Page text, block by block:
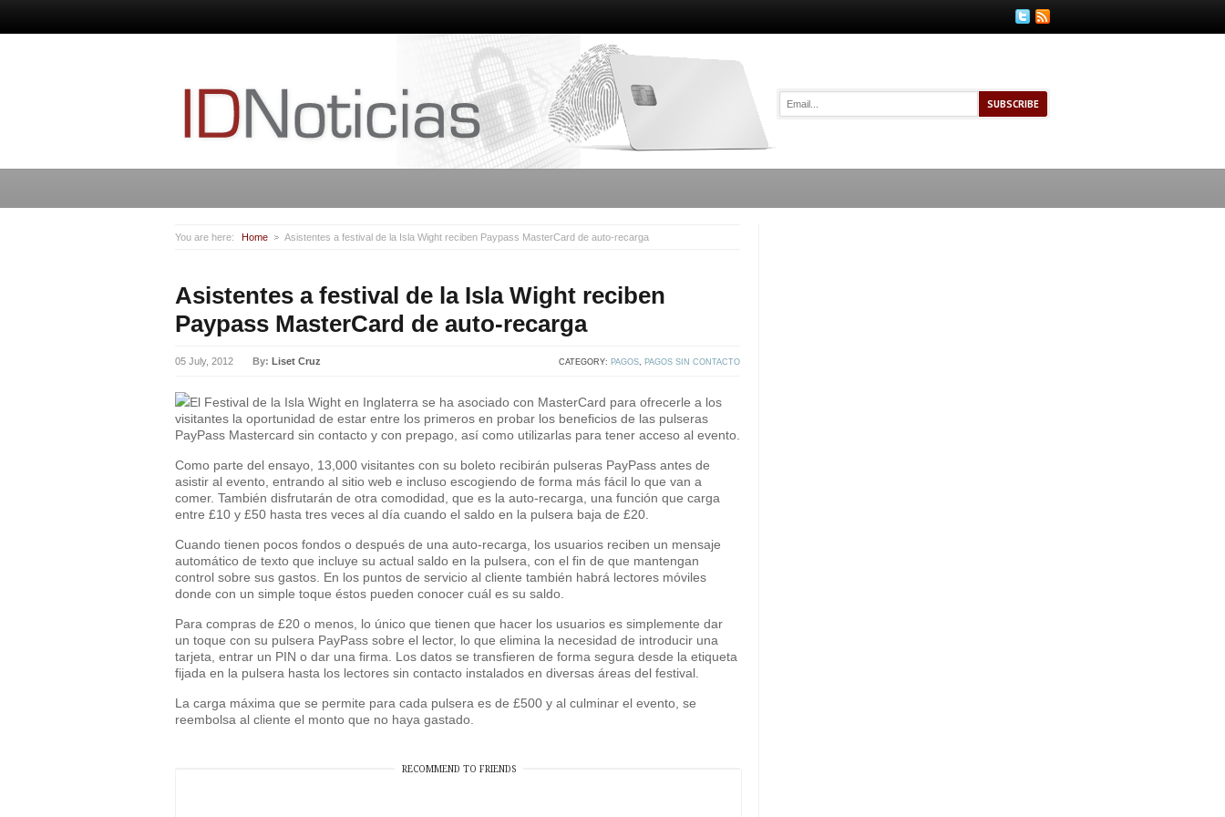
You are here: Home Asistentes a festival de la Isla Wight reciben Paypass MasterCard de auto-recarga
Asistentes a festival de la Isla Wight reciben
Paypass MasterCard de auto-recarga
05 July, 2012 By: Liset Cruz CATEGORY: PAGOS, PAGOS SIN CONTACTO
El Festival de la Isla Wight en Inglaterra se ha asociado con MasterCard para ofrecerle a los
visitantes la oportunidad de estar entre los primeros en probar los beneficios de las pulseras
PayPass Mastercard sin contacto y con prepago, así como utilizarlas para tener acceso al evento.
Como parte del ensayo, 13,000 visitantes con su boleto recibirán pulseras PayPass antes de
asistir al evento, entrando al sitio web e incluso escogiendo de forma más fácil lo que van a
comer. También disfrutarán de otra comodidad, que es la auto-recarga, una función que carga
entre £10 y £50 hasta tres veces al día cuando el saldo en la pulsera baja de £20.
Cuando tienen pocos fondos o después de una auto-recarga, los usuarios reciben un mensaje
automático de texto que incluye su actual saldo en la pulsera, con el fin de que mantengan
control sobre sus gastos. En los puntos de servicio al cliente también habrá lectores móviles
donde con un simple toque éstos pueden conocer cuál es su saldo.
Para compras de £20 o menos, lo único que tienen que hacer los usuarios es simplemente dar
un toque con su pulsera PayPass sobre el lector, lo que elimina la necesidad de introducir una
tarjeta, entrar un PIN o dar una firma. Los datos se transfieren de forma segura desde la etiqueta
fijada en la pulsera hasta los lectores sin contacto instalados en diversas áreas del festival.
La carga máxima que se permite para cada pulsera es de £500 y al culminar el evento, se
reembolsa al cliente el monto que no haya gastado.
RECOMMEND TO FRIENDS